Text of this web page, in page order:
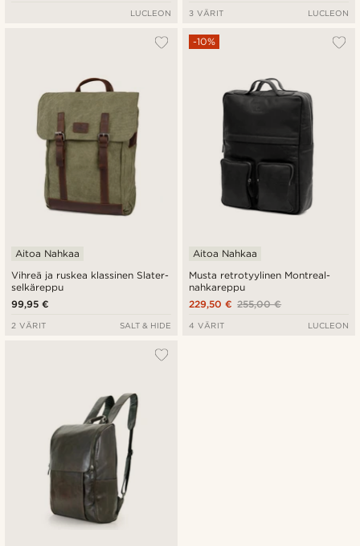
LUCLEON 3 VÄRIT LUCLEON
Vihreä ja ruskea klassinen Slater-
selkäreppu
Aitoa Nahkaa
99,95 €
2 VÄRIT SALT & HIDE
Musta retrotyylinen Montreal-
nahkareppu
-10%
Aitoa Nahkaa
255,00 €
229,50 €
4 VÄRIT LUCLEON